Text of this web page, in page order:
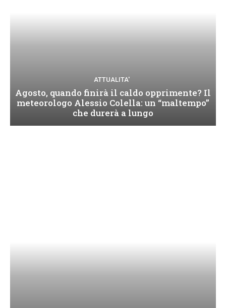
ATTUALITA'
Agosto, quando finirà il caldo opprimente? Il
meteorologo Alessio Colella: un “maltempo”
che durerà a lungo